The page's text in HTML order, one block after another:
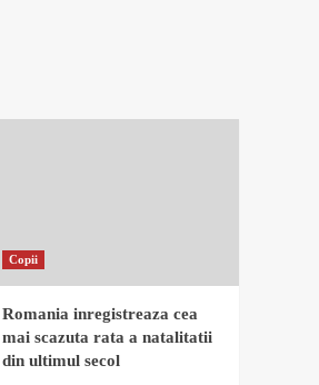
Copii
Romania inregistreaza cea
mai scazuta rata a natalitatii
din ultimul secol